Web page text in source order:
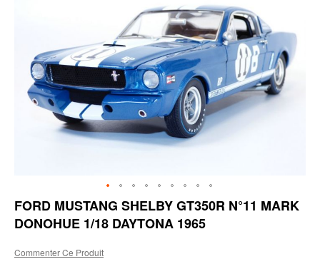
Skip
to
the
of
FORD MUSTANG SHELBY GT350R N°11 MARK
DONOHUE 1/18 DAYTONA 1965
Commenter Ce Produit